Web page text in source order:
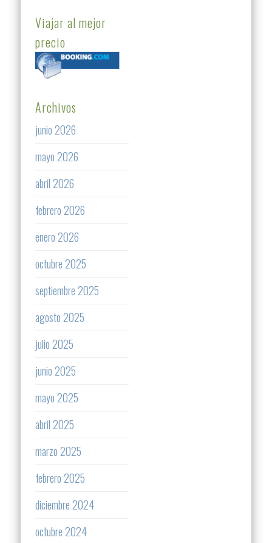
Viajar al mejor
precio
Archivos
junio 2026
mayo 2026
abril 2026
febrero 2026
enero 2026
octubre 2025
septiembre 2025
agosto 2025
julio 2025
junio 2025
mayo 2025
abril 2025
marzo 2025
febrero 2025
diciembre 2024
octubre 2024